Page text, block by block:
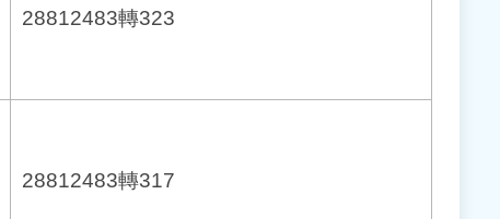
28812483轉323
28812483轉317